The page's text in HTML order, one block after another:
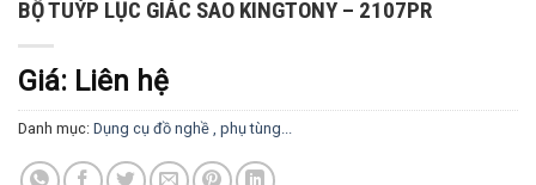
BỘ TUÝP LỤC GIÁC SAO KINGTONY – 2107PR
Giá: Liên hệ
Danh mục: Dụng cụ đồ nghề , phụ tùng...